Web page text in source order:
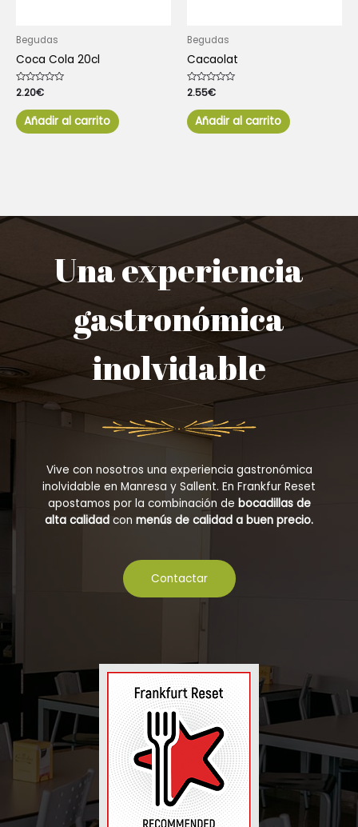
Begudas
Coca Cola 20cl
Valorado
con
de
5
2.20€
Añadir al carrito
Begudas
Cacaolat
Valorado
con
de
5
2.55€
Añadir al carrito
Una experiencia
gastronómica
inolvidable
Vive con nosotros una experiencia gastronómica
inolvidable en Manresa y Sallent. En Frankfur Reset
apostamos por la combinación de bocadillas de
alta calidad con menús de calidad a buen precio.
Contactar